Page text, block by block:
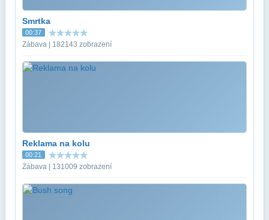
Smrtka
00:37
Zábava | 182143 zobrazení
Reklama na kolu
00:21
Zábava | 131009 zobrazení